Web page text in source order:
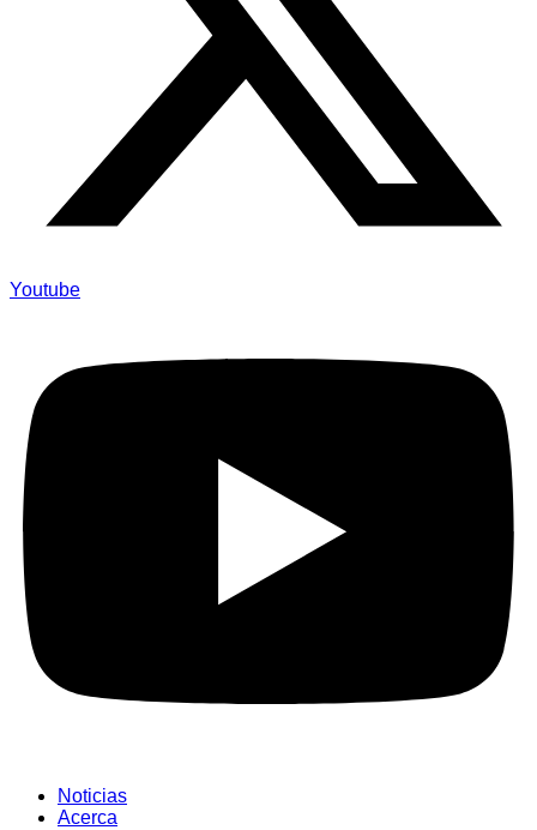
Youtube
Noticias
Acerca